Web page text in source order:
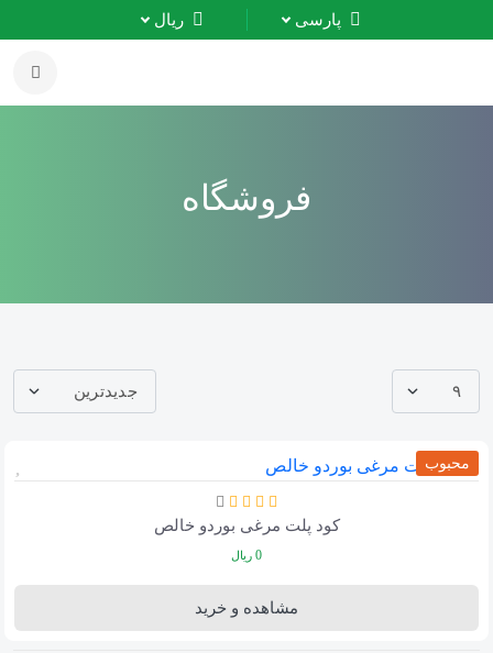
پارسی ریال
فروشگاه
محبوب
کود پلت مرغی بوردو خالص
0 ریال
مشاهده و خرید